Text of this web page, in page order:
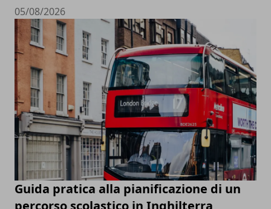
05/08/2026
Guida pratica alla pianificazione di un